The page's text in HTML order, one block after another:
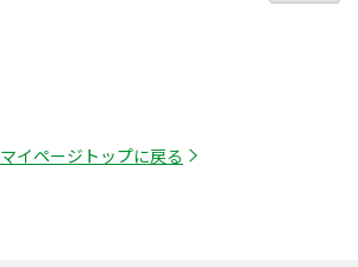
マイページトップに戻る